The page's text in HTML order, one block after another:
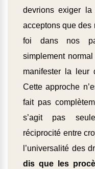
devrions exiger
acceptons que des
foi dans nos
simplement
manifester la leur
Cette approche
fait pas
s’agit pas
réciprocité entre
l’universalité des
dis que les